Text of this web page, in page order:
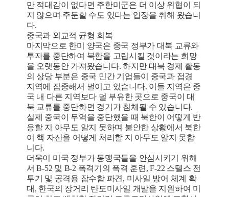
만 적대감이 없다면 주한미군은 더 이상 위협이 되
지 않으며 주둔할 수도 있다는 입장을 취해 왔습니
다.
중국과 외교적 균형 회복
마지막으로 한미 양국은 중국 정부가 대북 교류와
투자를 중단하여 북한을 고립시킬 것이라는 희망
을 오랫동안 가져왔습니다. 하지만 대북 경제 활동
의 상당 부분은 중국 민간 기업들이 중국과 접경
지역에 집중해서 벌이고 있습니다. 이들 지역은 중
국 내 다른 지역보다 덜 부유한 곳으로 중국이 대
북 교류를 중단하면 경기가 침체될 수 있습니다.
실제 중국이 무역을 중단했을 때 북한이 어떻게 반
응할 지 아무도 알지 못하며 불안한 상황에서 북한
이 핵 자산을 어떻게 처리할 지 아무도 알지 못합
니다.
더욱이 미국 정부가 동맹국들을 안심시키기 위해
서 B-52 및 B-2 폭격기의 폭격 훈련, F-22 스텔스 전
투기 및 공격용 잠수함 파견, 미사일 방어 체계 확
대, 한국의 장거리 탄도미사일 개발을 지원하여 미